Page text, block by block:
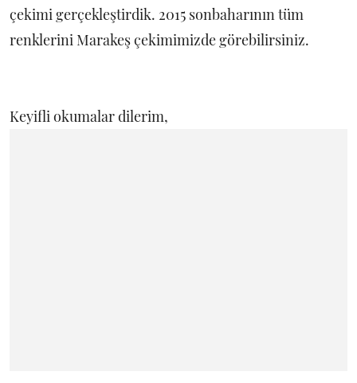
çekimi gerçekleştirdik. 2015 sonbaharının tüm
renklerini Marakeş çekimimizde görebilirsiniz.
Keyifli okumalar dilerim,